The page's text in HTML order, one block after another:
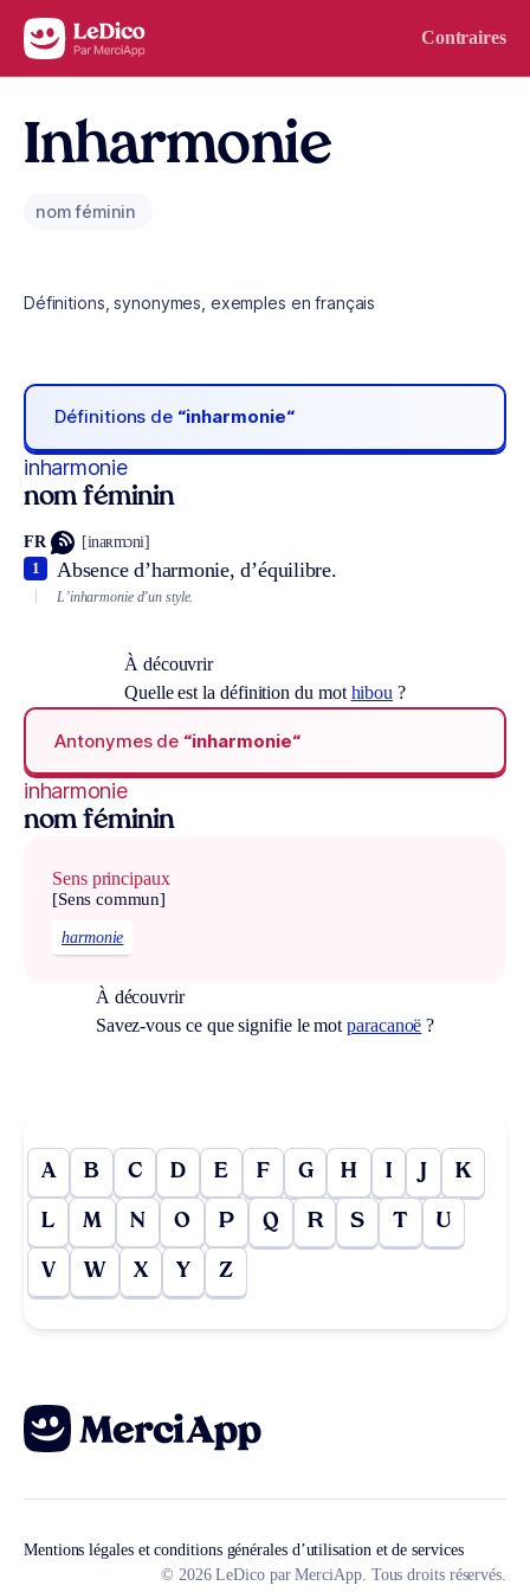
Aller au contenu Contraires
Inharmonie
nom féminin
Définitions, synonymes, exemples en français
Définitions de “inharmonie“
inharmonie
nom féminin
FR [inaʀmɔni]
Absence d’harmonie, d’équilibre.
1
L’inharmonie d’un style.
À découvrir
Quelle est la définition du mot hibou ?
Antonymes de “inharmonie“
inharmonie
nom féminin
Sens principaux
[Sens commun]
harmonie
À découvrir
Savez-vous ce que signifie le motparacanoë ?
A B C D E F G H I J K
L M N O P Q R S T U
V W X Y Z
Mentions légales et conditions générales d’utilisation et de services
© 2026 LeDico par MerciApp. Tous droits réservés.